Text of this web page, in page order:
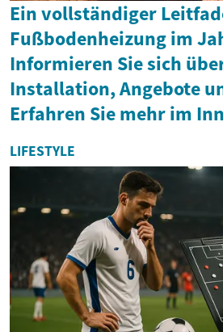
Ein vollständiger
Fußbodenheizung im
Informieren Sie sich
Installation, Angebote
Erfahren Sie mehr im
LIFESTYLE